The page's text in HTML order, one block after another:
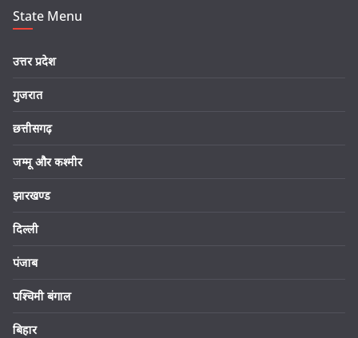
State Menu
उत्तर प्रदेश
गुजरात
छत्तीसगढ़
जम्मू और कश्मीर
झारखण्ड
दिल्ली
पंजाब
पश्चिमी बंगाल
बिहार